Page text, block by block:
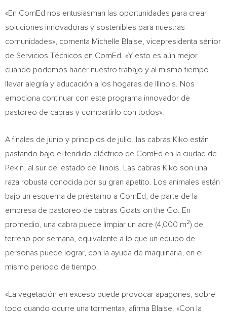
«En ComEd nos entusiasman las oportunidades para crear
soluciones innovadoras y sostenibles para nuestras
comunidades», comenta Michelle Blaise , vicepresidenta sénior
de Servicios Técnicos en ComEd. «Y esto es aún mejor
cuando podemos hacer nuestro trabajo y al mismo tiempo
llevar alegría y educación a los hogares de
Illinois . Nos
emociona continuar con este programa innovador de
pastoreo de cabras y compartirlo con todos».
A finales de junio y principios de julio, las cabras Kiko están
pastando bajo el tendido eléctrico de ComEd en la ciudad de
Pekin, al sur del estado de
Illinois . Las cabras Kiko son una
raza robusta conocida por su gran apetito. Los animales están
bajo un esquema de préstamo a ComEd, de parte de la
empresa de pastoreo de cabras Goats on the Go. En
promedio, una cabra puede limpiar un acre (4,000 m2) de
terreno por semana, equivalente a lo que un equipo de
personas puede lograr, con la ayuda de maquinaria, en el
mismo periodo de tiempo.
«La vegetación en exceso puede provocar apagones, sobre
todo cuando ocurre una tormenta», afirma Blaise. «Con la